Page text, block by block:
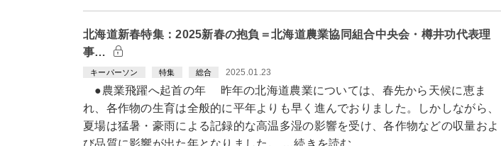
北海道新春特集：2025新春の抱負＝北海道農業協同組合中央会・樽井功代表理
事…
キーパーソン 特集 総合 2025.01.23
●農業飛躍へ起首の年 昨年の北海道農業については、春先から天候に恵ま
れ、各作物の生育は全般的に平年よりも早く進んでおりました。しかしながら、
夏場は猛暑・豪雨による記録的な高温多湿の影響を受け、各作物などの収量およ
び品質に影響が出た年となりました。 …続きを読む